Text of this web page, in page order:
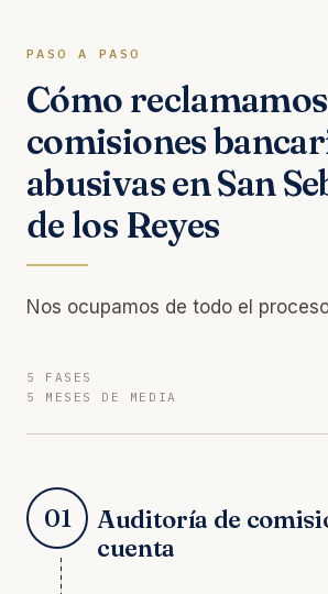
PASO A PASO
Cómo reclamamos
comisiones
abusivas en San
de los Reyes
Nos ocupamos de todo el
5 FASES
5 MESES DE MEDIA
01
Auditoría de
cuenta